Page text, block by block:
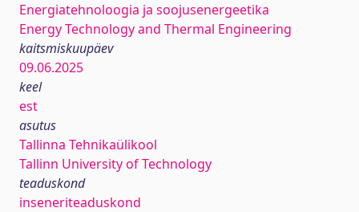
Energiatehnoloogia ja soojusenergeetika
Energy Technology and Thermal Engineering
kaitsmiskuupäev
09.06.2025
keel
est
asutus
Tallinna Tehnikaülikool
Tallinn University of Technology
teaduskond
inseneriteaduskond